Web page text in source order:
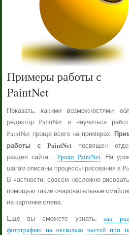
Примеры работы с
PaintNet
Показать, какими возможностями
редактор PaintNet и научиться
PaintNet проще всего на примерах.
работы с PaintNet посвящен
раздел сайта -Уроки PaintNet. На
шагам описаны процессы рисования в
В частности, совсем несложно
помощью такие очаровательные
на картинке слева.
Еще вы сможете узнать,как
фотографию на несколько частей при